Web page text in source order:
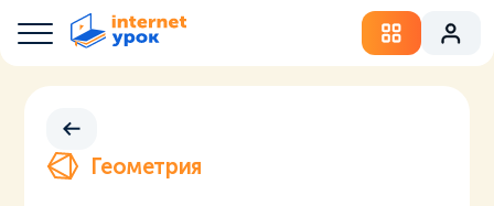
Геометрия